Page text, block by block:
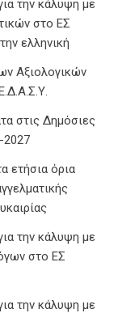
την κάλυψη με
στο ΕΣ
ελληνική
Αξιολογικών
στις Δημόσιες
2027
ετήσια όρια
την κάλυψη με
στο ΕΣ
την κάλυψη με